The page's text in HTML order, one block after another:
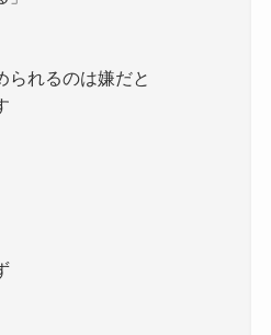
られるのは嫌だと